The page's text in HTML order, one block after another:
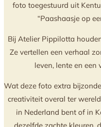
foto toegestuurd uit
“Paashaasje op
Bij Atelier Pippilotta
Ze vertellen een verhaal
leven, lente en een
Wat deze foto extra
creativiteit overal ter
in Nederland bent of in